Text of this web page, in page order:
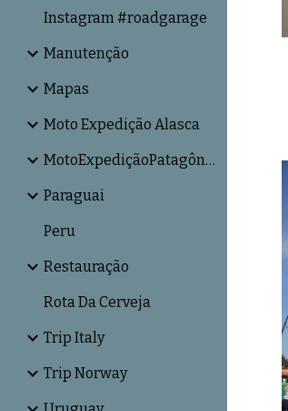
Instagram #roadgarage
Manutenção
Mapas
Moto Expedição Alasca
MotoExpediçãoPatagônia
Paraguai
Peru
Restauração
Rota Da Cerveja
Trip Italy
Trip Norway